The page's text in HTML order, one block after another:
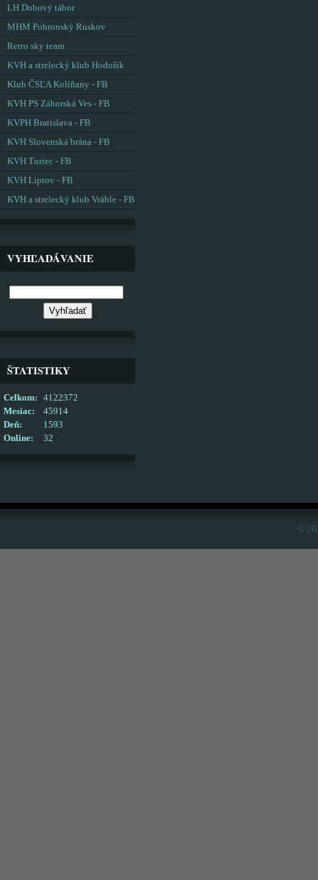
LH Dobový tábor
MHM Pohronský Ruskov
Retro sky team
KVH a strelecký klub Hodošík
Klub ČSĽA Kolíňany - FB
KVH PS Záhorská Ves - FB
KVPH Bratislava - FB
KVH Slovenská brána - FB
KVH Turiec - FB
KVH Liptov - FB
KVH a strelecký klub Vráble - FB
VYHĽADÁVANIE
ŠTATISTIKY
Online: 32
Celkom:
4122372
Mesiac:
45914
Deň:
1593
©